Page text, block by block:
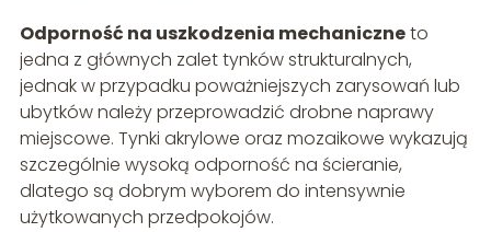
Odporność na uszkodzenia mechaniczneto
jedna z głównych zalet tynków strukturalnych,
jednak w przypadku poważniejszych zarysowań lub
ubytków należy przeprowadzić drobne naprawy
miejscowe. Tynki akrylowe oraz mozaikowe wykazują
szczególnie wysoką odporność na ścieranie,
dlatego są dobrym wyborem do intensywnie
użytkowanych przedpokojów.